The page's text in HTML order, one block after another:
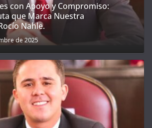
con Apoyo y Compromiso:
que Marca Nuestra
Nahle.
de 2025